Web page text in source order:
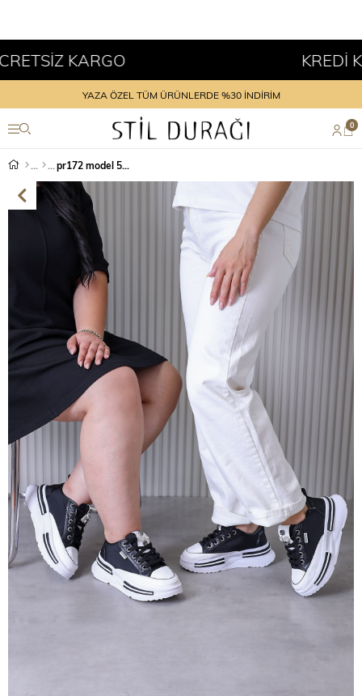
KARGO KREDİ
YAZA ÖZEL TÜM ÜRÜNLERDE %30 İNDİRİM
0
pr172 model 5 cm tabanlı yeni sezon spor ayakkabı SIY.BEY